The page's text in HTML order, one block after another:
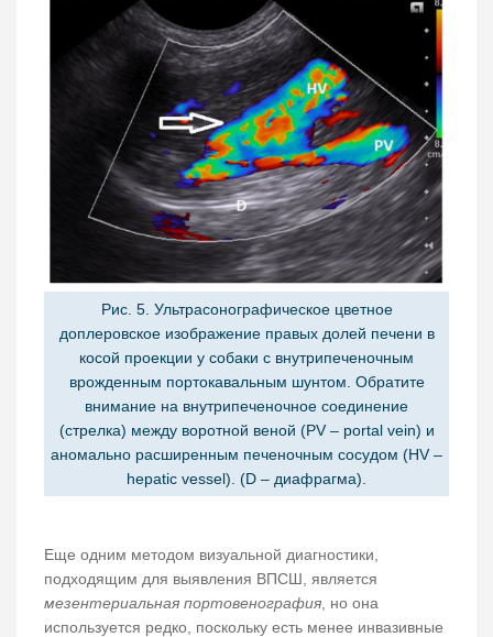
Рис. 5. Ультрасонографическое цветное
доплеровское изображение правых долей печени в
косой проекции у собаки с внутрипеченочным
врожденным портокавальным шунтом. Обратите
внимание на внутрипеченочное соединение
(стрелка) между воротной веной (PV – portal vein) и
аномально расширенным печеночным сосудом (HV –
hepatic vessel). (D – диафрагма).
Еще одним методом визуальной диагностики,
подходящим для выявления ВПСШ, является
мезентериальная портовенография , но она
используется редко, поскольку есть менее инвазивные